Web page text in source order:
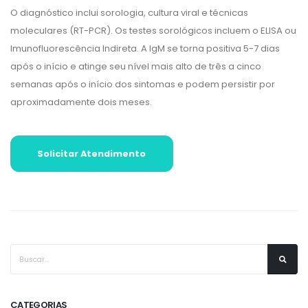
O diagnóstico inclui sorologia, cultura viral e técnicas
moleculares (RT-PCR). Os testes sorológicos incluem o ELISA ou
Imunofluorescência Indireta. A IgM se torna positiva 5-7 dias
após o início e atinge seu nível mais alto de três a cinco
semanas após o início dos sintomas e podem persistir por
aproximadamente dois meses.
Solicitar Atendimento
CATEGORIAS